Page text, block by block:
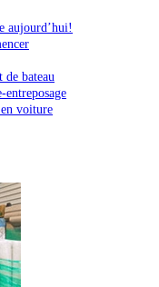
aujourd’hui!
bateau
voiture